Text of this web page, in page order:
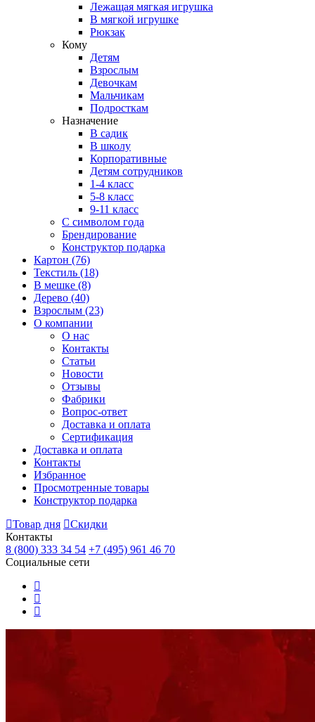
Лежащая мягкая игрушка
В мягкой игрушке
Рюкзак
Кому
Детям
Взрослым
Девочкам
Мальчикам
Подросткам
Назначение
В садик
В школу
Корпоративные
Детям сотрудников
1-4 класс
5-8 класс
9-11 класс
С символом года
Брендирование
Конструктор подарка
Картон (76)
Текстиль (18)
В мешке (8)
Дерево (40)
Взрослым (23)
О компании
О нас
Контакты
Статьи
Новости
Отзывы
Фабрики
Вопрос-ответ
Доставка и оплата
Сертификация
Доставка и оплата
Контакты
Избранное
Просмотренные товары
Конструктор подарка
Товар дня
Скидки
Контакты
8 (800) 333 34 54 +7 (495) 961 46 70
Социальные сети